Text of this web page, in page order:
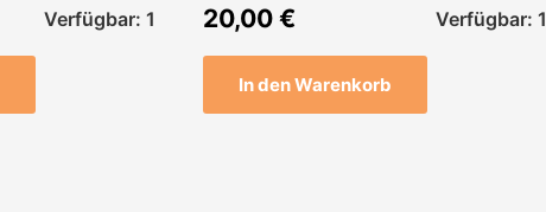
Verfügbar: 1 20,00 € Verfügbar: 1
In den Warenkorb